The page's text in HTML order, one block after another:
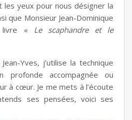
les yeux pour nous désigner la
que Monsieur Jean-Dominique
livre « Le scaphandre et le
Yves, j’utilise la technique
profonde accompagnée ou
à cœur. Je me mets à l’écoute
ses pensées, voici ses